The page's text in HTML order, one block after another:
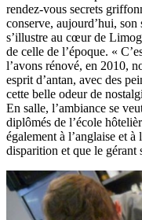
rendez-vous secrets
conserve, aujourd’hui, son
s’illustre au cœur de
de celle de l’époque. «
l’avons rénové, en 2010,
esprit d’antan, avec des
cette belle odeur de
En salle, l’ambiance se
diplômés de l’école
également à l’anglaise et
disparition et que le gérant